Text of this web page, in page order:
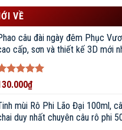
LÝ PHÂN PHỐI
CÂU CHÍNH HÃNG •
BIGFISHING
VỀ
câu đài ngày đêm Phục
cấp, sơn và thiết kế 3D mới
xếp
5
₫
mùi Rô Phi Lão Đại 100ml,
duy nhất chuyên câu rô phi